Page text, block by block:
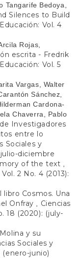
Tangarife Bedoya,
Silences to Build
Vol. 4
Rojas,
escrita - Fredrik
Vol. 5
Vargas, Walter
Sánchez,
Cardona-
Chaverra, Pablo
Investigadores
entre lo
Sociales y
julio-diciembre
of the text
2 No. 4 (2013):
libro Cosmos. Una
Onfray
Ciencias
18 (2020): (july-
y su
Sociales y
(enero-junio)